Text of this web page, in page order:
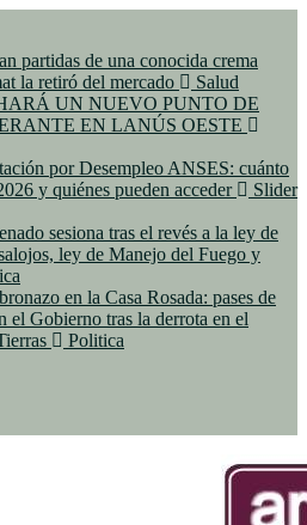
partidas de una conocida crema
la retiró del mercado
Salud
UN NUEVO PUNTO DE
EN LANÚS OESTE
por Desempleo ANSES: cuánto
y quiénes pueden acceder
Slider
sesiona tras el revés a la ley de
ley de Manejo del Fuego y
en la Casa Rosada: pases de
el Gobierno tras la derrota en el
Politica